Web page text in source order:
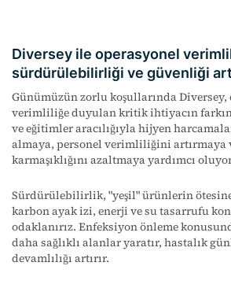
Diversey ile operasyonel
sürdürülebilirliği ve güvenliği
Günümüzün zorlu koşullarında Diversey,
verimliliğe duyulan kritik ihtiyacın
ve eğitimler aracılığıyla hijyen
almaya, personel verimliliğini artırmaya
karmaşıklığını azaltmaya yardımcı
Sürdürülebilirlik, "yeşil" ürünlerin ötesine
karbon ayak izi, enerji ve su tasarrufu
odaklanırız. Enfeksiyon önleme
daha sağlıklı alanlar yaratır, hastalık
devamlılığı artırır.